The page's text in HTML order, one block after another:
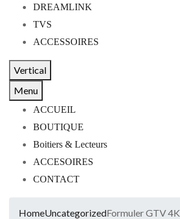
DREAMLINK
TVS
ACCESSOIRES
Vertical
Menu
ACCUEIL
BOUTIQUE
Boitiers & Lecteurs
ACCESOIRES
CONTACT
HomeUncategorizedFormuler GTV 4K